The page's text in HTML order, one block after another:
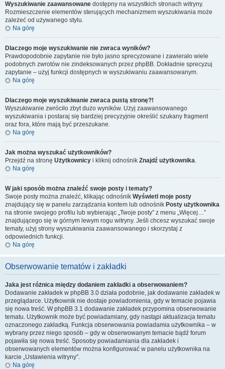
Wyszukiwanie zaawansowane dostępny na wszystkich stronach witryny.
Rozmieszczenie elementów sterujących mechanizmem wyszukiwania może
zależeć od używanego stylu.
Na górę
Dlaczego moje wyszukiwanie nie zwraca wyników?
Prawdopodobnie zapytanie nie było jasno sprecyzowane i zawierało wiele
podobnych zwrotów nie zindeksowanych przez phpBB. Dokładnie sprecyzuj
zapytanie – użyj funkcji dostępnych w wyszukiwaniu zaawansowanym.
Na górę
Dlaczego moje wyszukiwanie zwraca pustą stronę?!
Wyszukiwanie zwróciło zbyt dużo wyników. Użyj zaawansowanego
wyszukiwania i postaraj się bardziej precyzyjnie określić szukany fragment
oraz fora, które mają być przeszukane.
Na górę
Jak można wyszukać użytkowników?
Przejdź na stronę Użytkownicy i kliknij odnośnik Znajdź użytkownika.
Na górę
W jaki sposób można znaleźć swoje posty i tematy?
Swoje posty można znaleźć, klikając odnośnik Wyświetl moje posty
znajdujący się w panelu zarządzania kontem lub odnośnik Posty użytkownika
na stronie swojego profilu lub wybierając „Twoje posty” z menu „Więcej…”
znajdującego się w górnym lewym rogu witryny. Jeśli chcesz wyszukać swoje
tematy, użyj strony wyszukiwania zaawansowanego i skorzystaj z
odpowiednich funkcji.
Na górę
Obserwowanie tematów i zakładki
Jaka jest różnica między dodaniem zakładki a obserwowaniem?
Dodawanie zakładek w phpBB 3.0 działa podobnie, jak dodawanie zakładek w
przeglądarce. Użytkownik nie dostaje powiadomienia, gdy w temacie pojawia
się nowa treść. W phpBB 3.1 dodawanie zakładek przypomina obserwowanie
tematu. Użytkownik może być powiadamiany, gdy nastąpi aktualizacja tematu
oznaczonego zakładką. Funkcja obserwowania powiadamia użytkownika – w
wybrany przez niego sposób – gdy w obserwowanym temacie bądź forum
pojawiła się nowa treść. Sposoby powiadamiania dla zakładek i
obserwowanych elementów można konfigurować w panelu użytkownika na
karcie „Ustawienia witryny”.
Na górę